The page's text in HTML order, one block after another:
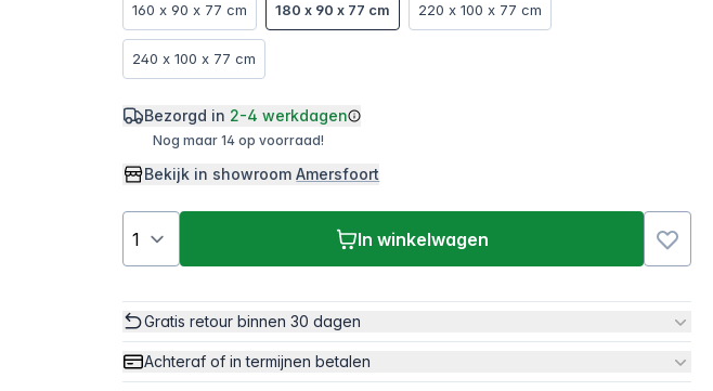
160 x 90 x 77 cm
180 x 90 x 77 cm 220 x 100 x 77 cm
240 x 100 x 77 cm
Bezorgd in 2-4 werkdagen
Nog maar 14 op voorraad!
Bekijk in showroomAmersfoort
In winkelwagen
Gratis retour binnen 30 dagen
Achteraf of in termijnen betalen